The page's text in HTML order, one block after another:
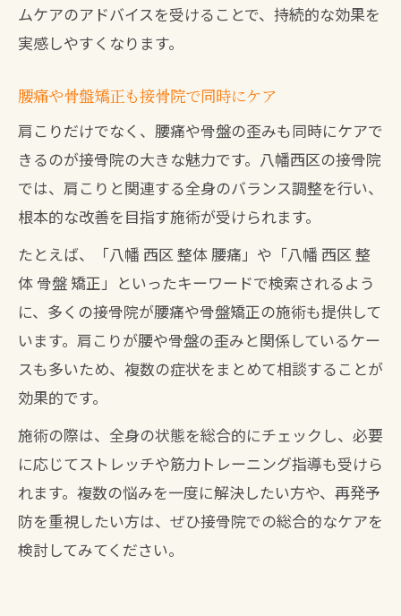
ムケアのアドバイスを受けることで、持続的な効果を
実感しやすくなります。
腰痛や骨盤矯正も接骨院で同時にケア
肩こりだけでなく、腰痛や骨盤の歪みも同時にケアで
きるのが接骨院の大きな魅力です。八幡西区の接骨院
では、肩こりと関連する全身のバランス調整を行い、
根本的な改善を目指す施術が受けられます。
たとえば、「八幡 西区 整体 腰痛」や「八幡 西区 整
体 骨盤 矯正」といったキーワードで検索されるよう
に、多くの接骨院が腰痛や骨盤矯正の施術も提供して
います。肩こりが腰や骨盤の歪みと関係しているケー
スも多いため、複数の症状をまとめて相談することが
効果的です。
施術の際は、全身の状態を総合的にチェックし、必要
に応じてストレッチや筋力トレーニング指導も受けら
れます。複数の悩みを一度に解決したい方や、再発予
防を重視したい方は、ぜひ接骨院での総合的なケアを
検討してみてください。